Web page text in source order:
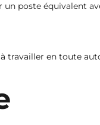
poste équivalent
travailler en toute